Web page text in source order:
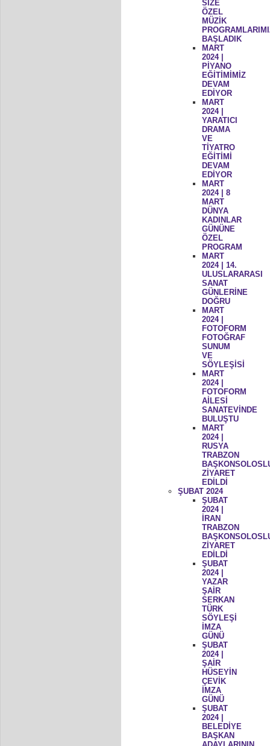
SİZE
ÖZEL
MÜZİK
BAŞLADIK
MART
2024 |
PİYANO
EĞİTİMİMİZ
DEVAM
EDİYOR
MART
2024 |
YARATICI
DRAMA
VE
TİYATRO
EĞİTİMİ
DEVAM
EDİYOR
MART
2024 | 8
MART
DÜNYA
KADINLAR
GÜNÜNE
ÖZEL
PROGRAM
MART
2024 | 14.
ULUSLARARASI
SANAT
GÜNLERİNE
DOĞRU
MART
2024 |
FOTOFORM
FOTOĞRAF
SUNUM
VE
SÖYLEŞİSİ
MART
2024 |
FOTOFORM
AİLESİ
SANATEVİNDE
BULUŞTU
MART
2024 |
RUSYA
TRABZON
ZİYARET
EDİLDİ
ŞUBAT 2024
ŞUBAT
2024 |
İRAN
TRABZON
ZİYARET
EDİLDİ
ŞUBAT
2024 |
YAZAR
ŞAİR
SERKAN
TÜRK
SÖYLEŞİ
İMZA
GÜNÜ
ŞUBAT
2024 |
ŞAİR
HÜSEYİN
ÇEVİK
İMZA
GÜNÜ
ŞUBAT
2024 |
BELEDİYE
BAŞKAN